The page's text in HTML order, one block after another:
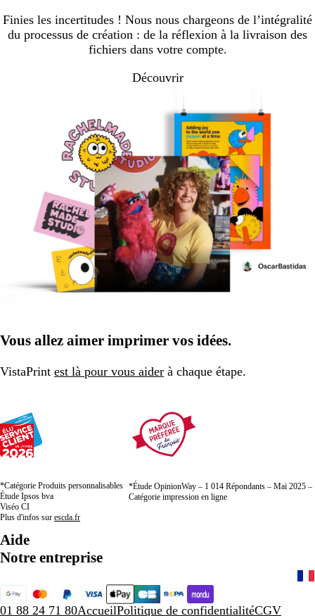
Finies les incertitudes ! Nous nous chargeons de l’intégralité
du processus de création : de la réflexion à la livraison des
fichiers dans votre compte.
Découvrir
Vous allez aimer imprimer vos idées.
VistaPrint est là pour vous aider à chaque étape.
*Catégorie Produits personnalisables
Étude Ipsos bva
Viséo CI
Plus d'infos sur escda.fr
*Étude OpinionWay – 1 014 Répondants – Mai 2025 –
Catégorie impression en ligne
Aide
Notre entreprise
01 88 24 71 80AccueilPolitique de confidentialitéCGV